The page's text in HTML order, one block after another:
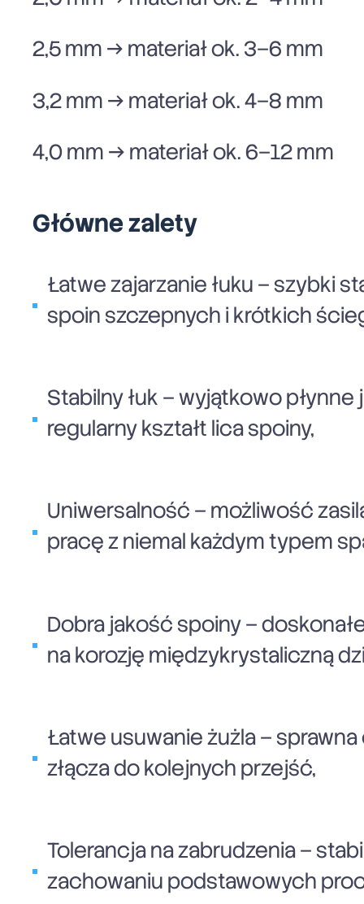
2,5 mm → materiał ok. 3–6 mm
3,2 mm → materiał ok. 4–8 mm
4,0 mm → materiał ok. 6–12 mm
Główne zalety
Łatwe zajarzanie łuku – szybki
spoin szczepnych i krótkich
Stabilny łuk – wyjątkowo
regularny kształt lica spoiny,
Uniwersalność – możliwość
pracę z niemal każdym typem
Dobra jakość spoiny –
na korozję międzykrystaliczną
Łatwe usuwanie żużla –
złącza do kolejnych przejść,
Tolerancja na zabrudzenia –
zachowaniu podstawowych